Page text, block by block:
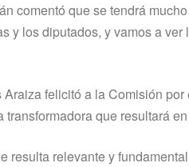
comentó que se tendrá
y los diputados, y vamos a
felicitó a la Comisión
que resultará
resulta relevante y